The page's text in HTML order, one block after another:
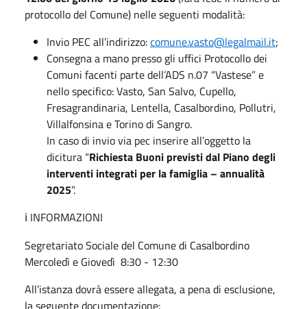
protocollo del Comune) nelle seguenti modalità:
Invio PEC all’indirizzo:comune.vasto@legalmail.it;
Consegna a mano presso gli uffici Protocollo dei
Comuni facenti parte dell’ADS n.07 “Vastese” e
nello specifico: Vasto, San Salvo, Cupello,
Fresagrandinaria, Lentella, Casalbordino, Pollutri,
Villalfonsina e Torino di Sangro.
In caso di invio via pec inserire all’oggetto la
dicitura “Richiesta Buoni previsti dal Piano degli
interventi integrati per la famiglia – annualità
2025”.
ℹ️ INFORMAZIONI
Segretariato Sociale del Comune di Casalbordino
Mercoledì e Giovedì 8:30 - 12:30
All’istanza dovrà essere allegata, a pena di esclusione,
la seguente documentazione: